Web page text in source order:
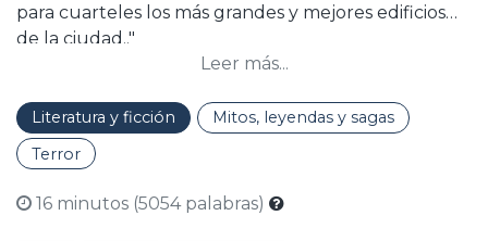
para cuarteles los más grandes y mejores edificios
de la ciudad.."
Leer más...
Literatura y ficción
Mitos, leyendas y sagas
Terror
16 minutos (5054 palabras)